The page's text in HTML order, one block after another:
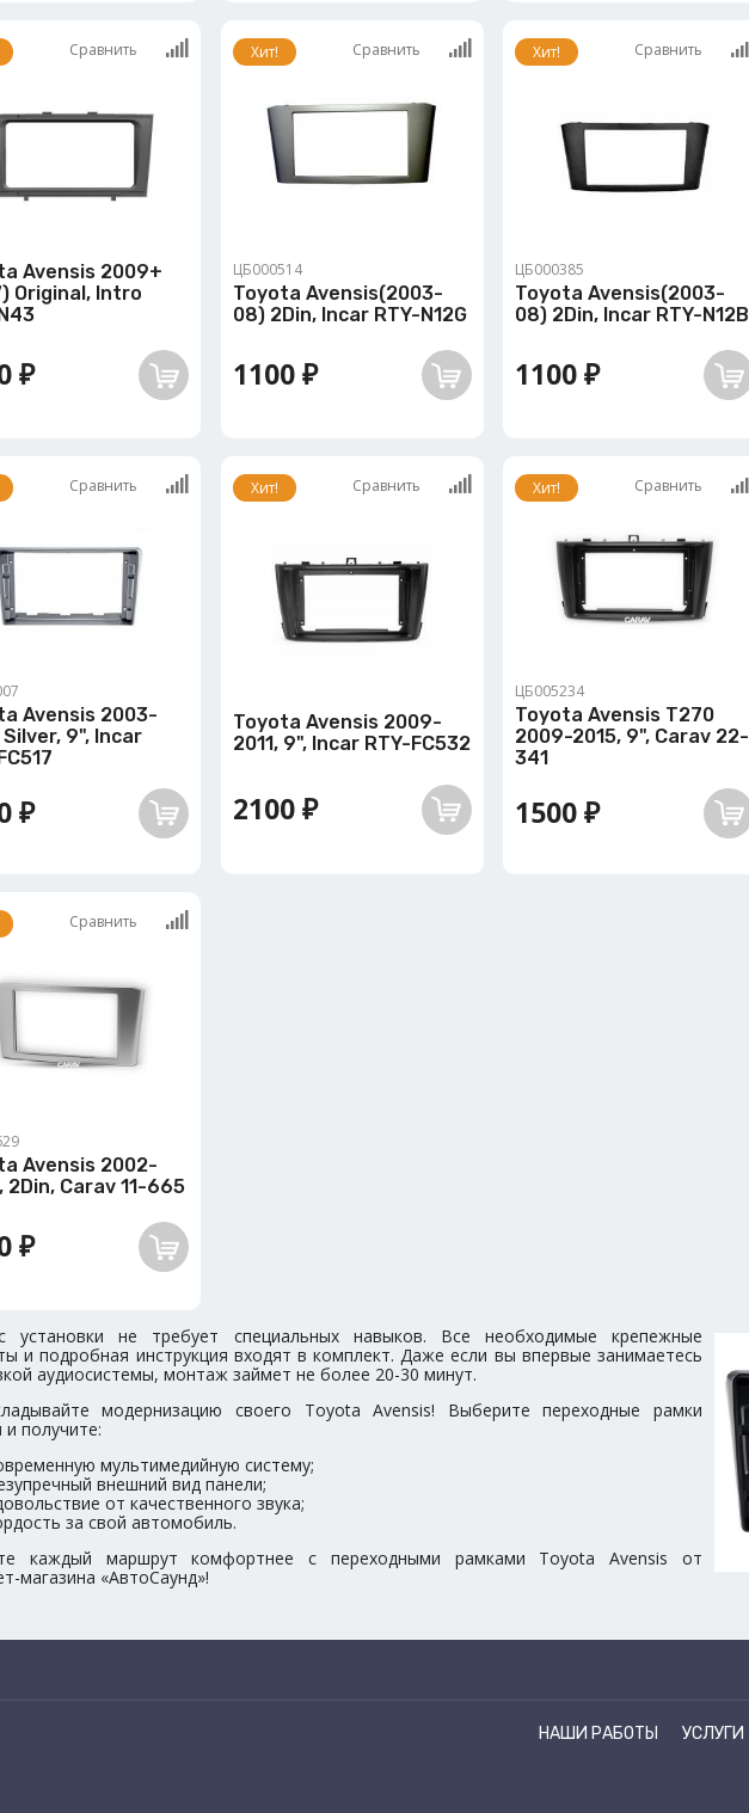
Сравнить
Avensis 2009+
Original, Intro
₽
Хит! Сравнить
ЦБ000514
Toyota Avensis(2003-
08) 2Din, Incar RTY-N12G
1100 ₽
Хит! Сравнить
ЦБ000385
Toyota Avensis(2003-
08) 2Din, Incar RTY-N12B
1100 ₽
Сравнить
Avensis 2003-
9", Incar
₽
Хит! Сравнить
Toyota Avensis 2009-
2011, 9", Incar RTY-FC532
2100 ₽
Хит! Сравнить
ЦБ005234
Toyota Avensis T270
2009-2015, 9", Carav 22-
341
1500 ₽
Сравнить
Avensis 2002-
2Din, Carav 11-665
₽
установки не требует специальных навыков. Все необходимые крепежные
и подробная инструкция входят в комплект. Даже если вы впервые занимаетесь
аудиосистемы, монтаж займет не более 20-30 минут.
модернизацию своего Toyota Avensis! Выберите переходные рамки
и получите:
мультимедийную систему;
внешний вид панели;
от качественного звука;
за свой автомобиль.
каждый маршрут комфортнее с переходными рамками Toyota Avensis от
магазина «АвтоСаунд»!
НАШИ РАБОТЫ УСЛУГИ